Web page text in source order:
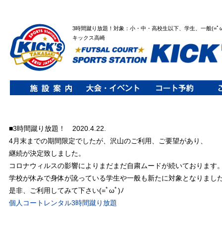
3時間蹴り放題！対象：小・中・高校生以下、学生、一般(=
キックス高崎
■3時間蹴り放題！ 2020.4.22.
4月末までの期間限定でしたが、沢山のご利用、ご要望があり、
継続が決定致しました。
コロナウィルスの影響によりまだまだ自粛ムードが続いております
学校が休みで身体が訛っている学生や一般も新たに対象となりまし
是非、ご利用してみて下さい(=ﾟωﾟ)ﾉ
個人コートレンタル3時間蹴り放題